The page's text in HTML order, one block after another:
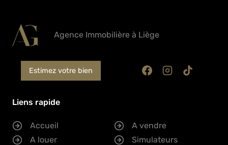
Agence Immobilière à Liège
Estimez votre bien
Liens rapide
Accueil
A vendre
A louer
Simulateurs